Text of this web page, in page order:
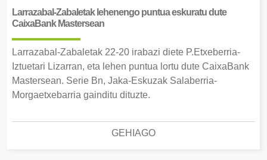
Larrazabal-Zabaletak lehenengo puntua eskuratu dute
CaixaBank Mastersean
Larrazabal-Zabaletak 22-20 irabazi diete P.Etxeberria-
Iztuetari Lizarran, eta lehen puntua lortu dute CaixaBank
Mastersean. Serie Bn, Jaka-Eskuzak Salaberria-
Morgaetxebarria gainditu dituzte.
GEHIAGO